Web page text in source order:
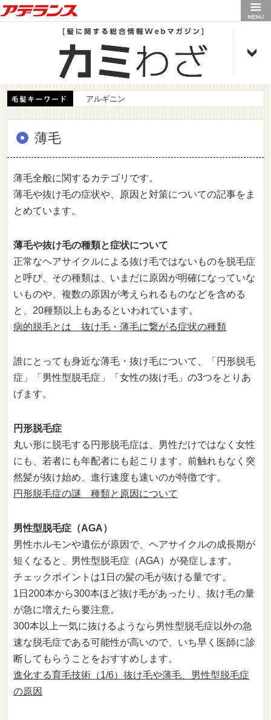
アデランス
アルギニン
薄毛
薄毛全般に関するカテゴリです。
薄毛や抜け毛の症状や、原因と対策についての記事をま
とめています。
薄毛や抜け毛の種類と症状について
正常なヘアサイクルによる抜け毛ではないものを脱毛症
と呼び、その種類は、いまだに原因が明確になっていな
いものや、複数の原因が考えられるものなどを含める
と、20種類以上もあるといわれています。
病的脱毛とは 抜け毛・薄毛に繋がる症状の種類
誰にとっても身近な薄毛・抜け毛について、「円形脱毛
症」「男性型脱毛症」「女性の抜け毛」の3つをとりあ
げます。
円形脱毛症
丸い形に脱毛する円形脱毛症は、男性だけではなく女性
にも、若者にも年配者にも起こります。前触れもなく突
然髪が抜け始め、進行速度も速いのが特徴です。
円形脱毛症の謎 種類と原因について
男性型脱毛症（AGA）
男性ホルモンや遺伝が原因で、ヘアサイクルの成長期が
短くなると、男性型脱毛症（AGA）が発症します。
チェックポイントは1日の髪の毛が抜ける量です。
1日200本から300本ほど抜け毛があったり、抜け毛の量
が急に増えたら要注意。
300本以上一気に抜けるようなら男性型脱毛症以外の急
速な脱毛症である可能性が高いので、いち早く医師に診
断してもらうことをおすすめします。
進化する育毛技術（1/6）抜け毛や薄毛、男性型脱毛症
の原因